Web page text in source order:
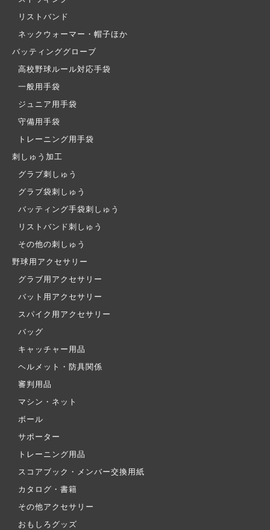
リストバンド
ネックウォーマー・帽子ほか
バッティンググローブ
高校野球ルール対応手袋
一般用手袋
ジュニア用手袋
守備用手袋
トレーニング用手袋
刺しゅう加工
グラブ刺しゅう
グラブ袋刺しゅう
バッティング手袋刺しゅう
リストバンド刺しゅう
その他の刺しゅう
野球用アクセサリー
グラブ用アクセサリー
バット用アクセサリー
スパイク用アクセサリー
バッグ
キャッチャー用品
ヘルメット・防具関係
審判用品
マシン・ネット
ボール
サポーター
トレーニング用品
スコアブック・メンバー交換用紙
カタログ・書籍
その他アクセサリー
おもしろグッズ